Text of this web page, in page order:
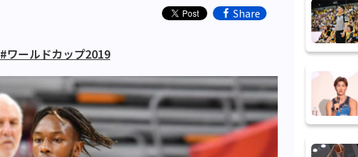
Share
#ワールドカップ2019